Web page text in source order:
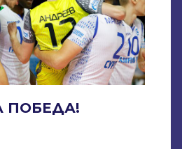
ПОБЕДА!